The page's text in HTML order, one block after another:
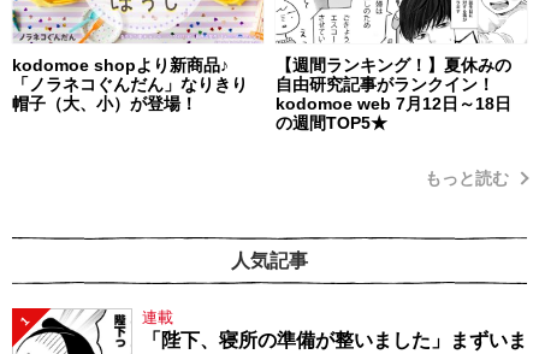
kodomoe shopより新商品♪
「ノラネコぐんだん」なりきり
帽子（大、小）が登場！
【週間ランキング！】夏休みの
自由研究記事がランクイン！
kodomoe web 7月12日～18日
の週間TOP5★
もっと読む
人気記事
1 連載
「陛下、寝所の準備が整いました」まずいま